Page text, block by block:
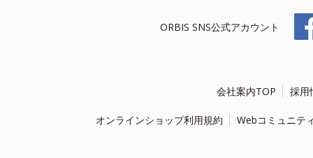
ORBIS SNS公式アカウント
会社案内TOP 採用
オンラインショップ利用規約 Webコミュニテ